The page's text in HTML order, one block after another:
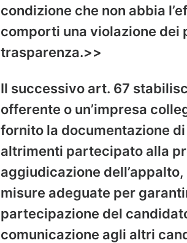
condizione che non abbia
comporti una violazione dei
trasparenza.>>
Il successivo art. 67
offerente o un’impresa
fornito la documentazione
altrimenti partecipato alla
aggiudicazione
misure adeguate per
partecipazione del
comunicazione agli altri